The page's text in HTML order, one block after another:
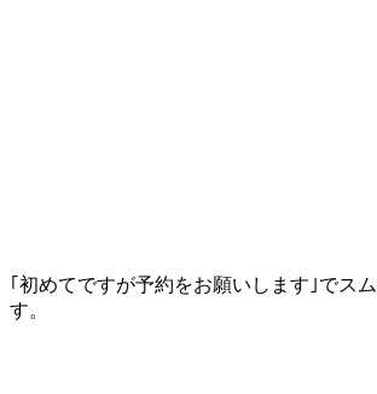
｢初めてですが予約をお願いします｣でス
す。